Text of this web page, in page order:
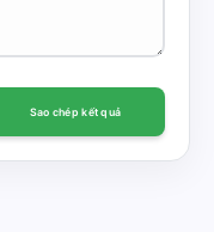
Sao chép kết quả